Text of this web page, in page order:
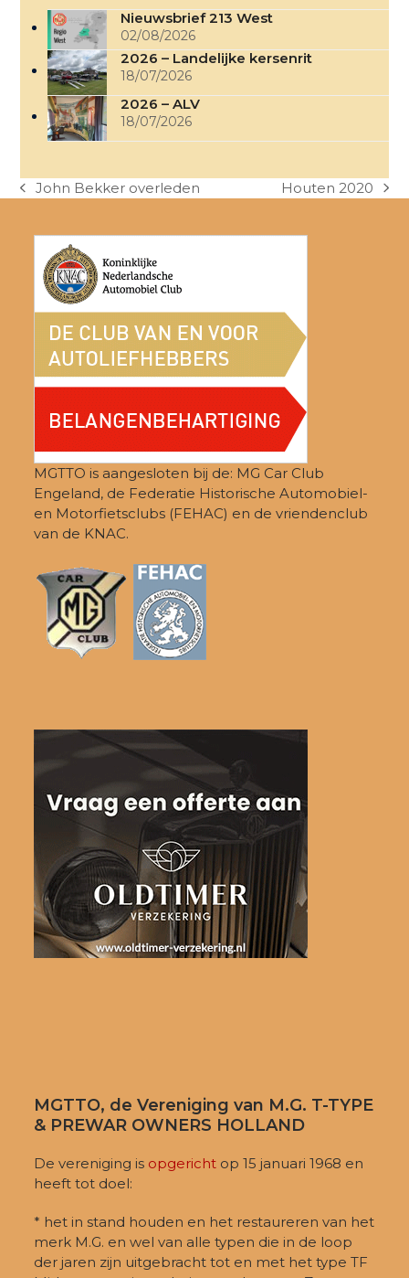
Nieuwsbrief 213 West
02/08/2026
2026 – Landelijke kersenrit
18/07/2026
2026 – ALV
18/07/2026
previous
John Bekker overleden
next
Houten 2020
MGTTO is aangesloten bij de: MG Car Club
Engeland, de Federatie Historische Automobiel-
en Motorfietsclubs (FEHAC) en de vriendenclub
van de KNAC.
MGTTO, de Vereniging van M.G. T-TYPE
& PREWAR OWNERS HOLLAND
De vereniging is opgericht op 15 januari 1968 en
heeft tot doel:
* het in stand houden en het restaureren van het
merk M.G. en wel van alle typen die in de loop
der jaren zijn uitgebracht tot en met het type TF